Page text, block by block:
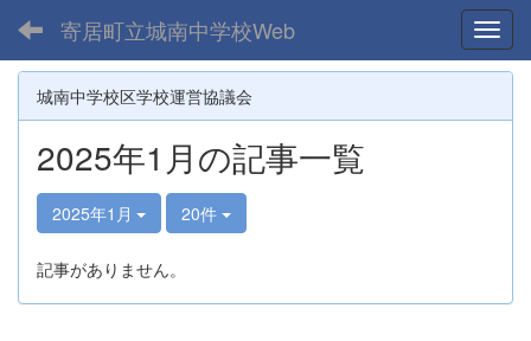
寄居町立城南中学校Web
城南中学校区学校運営協議会
2025年1月の記事一覧
2025年1月 20件
記事がありません。